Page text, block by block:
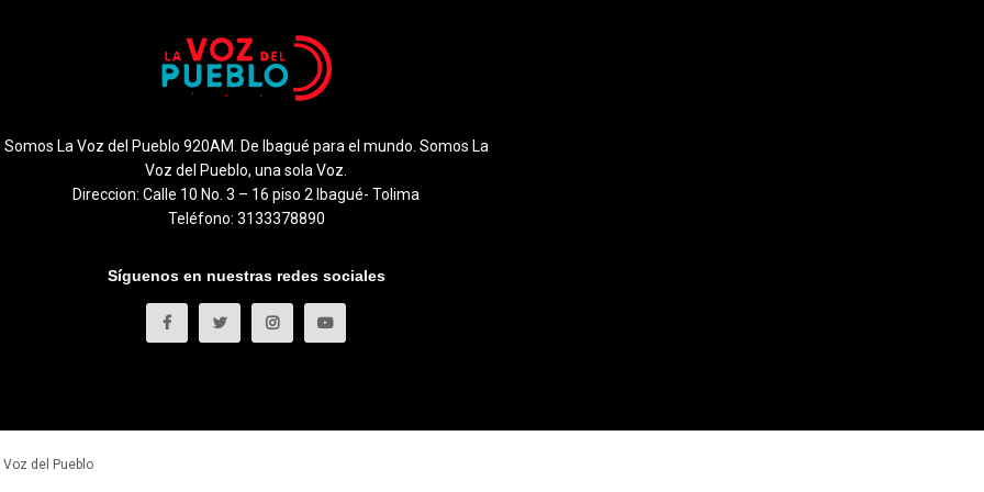
Somos La Voz del Pueblo 920AM. De Ibagué para el mundo. Somos La
Voz del Pueblo, una sola Voz.
Direccion: Calle 10 No. 3 – 16 piso 2 Ibagué- Tolima
Teléfono: 3133378890
Síguenos en nuestras redes sociales
Voz del Pueblo